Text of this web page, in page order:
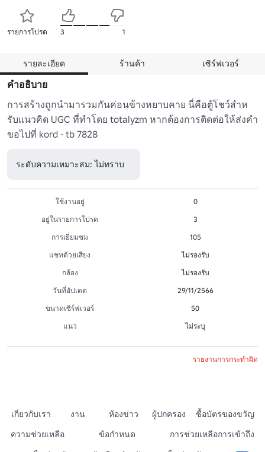
รายการโปรด 3 1
รายละเอียด ร้านค้า เซิร์ฟเวอร์
คำอธิบาย
การสร้างถูกนํามารวมกันค่อนข้างหยาบคาย นี่คือตู้โชว์สําห
รับแนวคิด UGC ที่ทําโดย totalyzm หากต้องการติดต่อให้ส่งคํา
ขอไปที่ kord - tb 7828
ระดับความเหมาะสม: ไม่ทราบ
ใช้งานอยู่
0
อยู่ในรายการโปรด
3
การเยี่ยมชม
105
แชทด้วยเสียง
ไม่รองรับ
กล้อง
ไม่รองรับ
วันที่อัปเดต
29/11/2566
ขนาดเซิร์ฟเวอร์
50
แนว
ไม่ระบุ
รายงานการกระทำผิด
เกี่ยวกับเรา งาน ห้องข่าว ผู้ปกครอง
ซื้อบัตรของขวัญ
ความช่วยเหลือ
ข้อกำหนด
การช่วยเหลือการเข้าถึง